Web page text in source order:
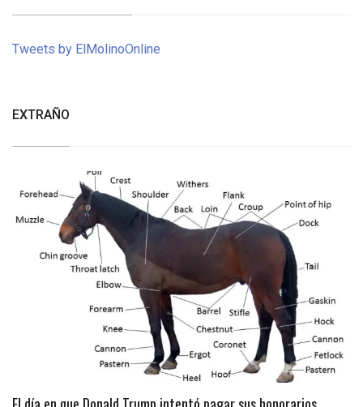
Tweets by ElMolinoOnline
EXTRAÑO